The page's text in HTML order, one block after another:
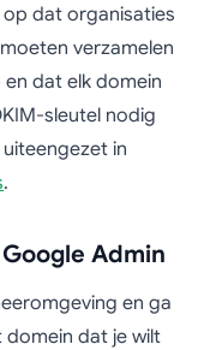
dat organisaties
verzamelen
dat elk domein
sleutel nodig
in
.
Admin
en ga
domein dat je wilt